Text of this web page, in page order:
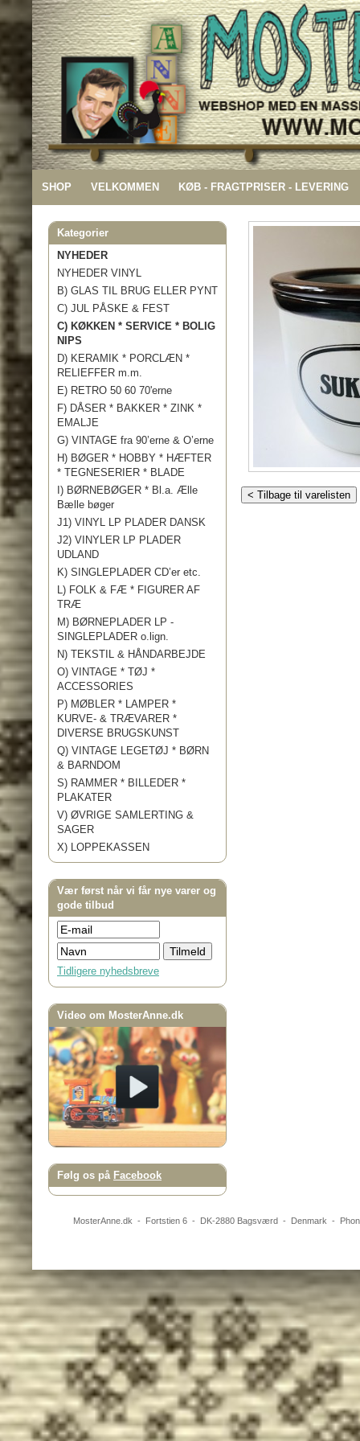
SHOP VELKOMMEN KØB - FRAGTPRISER - LEVERING
Kategorier
NYHEDER
NYHEDER VINYL
B) GLAS TIL BRUG ELLER PYNT
C) JUL PÅSKE & FEST
C) KØKKEN * SERVICE * BOLIG
NIPS
D) KERAMIK * PORCLÆN *
RELIEFFER m.m.
E) RETRO 50 60 70'erne
F) DÅSER * BAKKER * ZINK *
EMALJE
G) VINTAGE fra 90’erne & O’erne
H) BØGER * HOBBY * HÆFTER
* TEGNESERIER * BLADE
I) BØRNEBØGER * Bl.a. Ælle
Bælle bøger
J1) VINYL LP PLADER DANSK
J2) VINYLER LP PLADER
UDLAND
K) SINGLEPLADER CD’er etc.
L) FOLK & FÆ * FIGURER AF
TRÆ
M) BØRNEPLADER LP -
SINGLEPLADER o.lign.
N) TEKSTIL & HÅNDARBEJDE
O) VINTAGE * TØJ *
ACCESSORIES
P) MØBLER * LAMPER *
KURVE- & TRÆVARER *
DIVERSE BRUGSKUNST
Q) VINTAGE LEGETØJ * BØRN
& BARNDOM
S) RAMMER * BILLEDER *
PLAKATER
V) ØVRIGE SAMLERTING &
SAGER
X) LOPPEKASSEN
Vær først når vi får nye varer og
gode tilbud
Tidligere nyhedsbreve
Video om MosterAnne.dk
Følg os på Facebook
< Tilbage til varelisten
MosterAnne.dk - Fortstien 6- DK-2880 Bagsværd- Denmark -